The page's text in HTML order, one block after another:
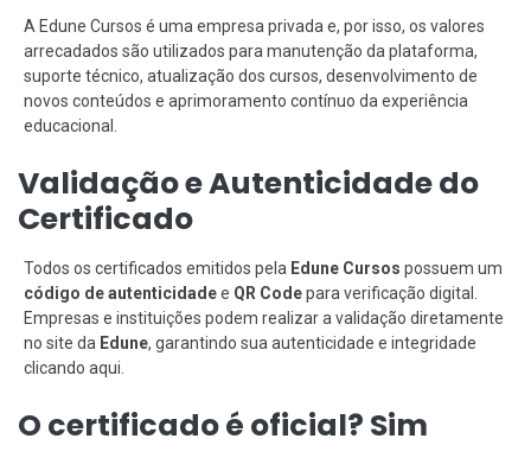
A Edune Cursos é uma empresa privada e, por isso, os valores
arrecadados são utilizados para manutenção da plataforma,
suporte técnico, atualização dos cursos, desenvolvimento de
novos conteúdos e aprimoramento contínuo da experiência
educacional.
Validação e Autenticidade do
Certificado
Todos os certificados emitidos pela Edune Cursos possuem um
código de autenticidadee QR Codepara verificação digital.
Empresas e instituições podem realizar a validação diretamente
no site da Edune, garantindo sua autenticidade e integridade
clicando aqui.
O certificado é oficial? Sim